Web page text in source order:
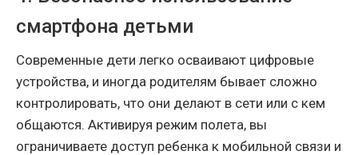
смартфона детьми
Современные дети легко осваивают цифровые
устройства, и иногда родителям бывает сложно
контролировать, что они делают в сети или с кем
общаются. Активируя режим полета, вы
ограничиваете доступ ребенка к мобильной связи и